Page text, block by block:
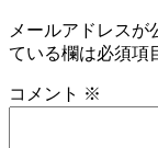
メールアドレスが
ている欄は必須項
コメント ※